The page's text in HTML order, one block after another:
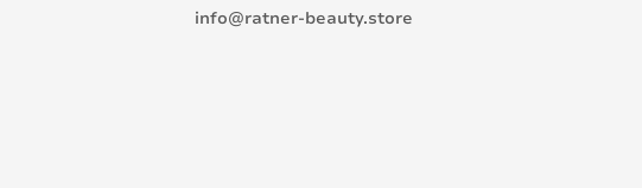
info@ratner-beauty.store